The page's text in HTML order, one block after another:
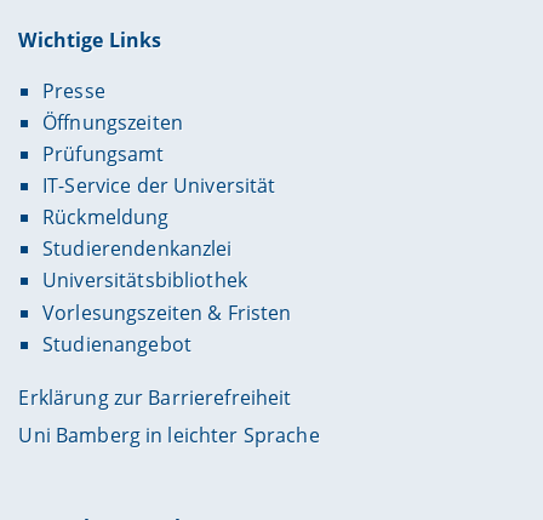
Wichtige Links
Presse
Öffnungszeiten
Prüfungsamt
IT-Service der Universität
Rückmeldung
Studierendenkanzlei
Universitätsbibliothek
Vorlesungszeiten & Fristen
Studienangebot
Erklärung zur Barrierefreiheit
Uni Bamberg in leichter Sprache